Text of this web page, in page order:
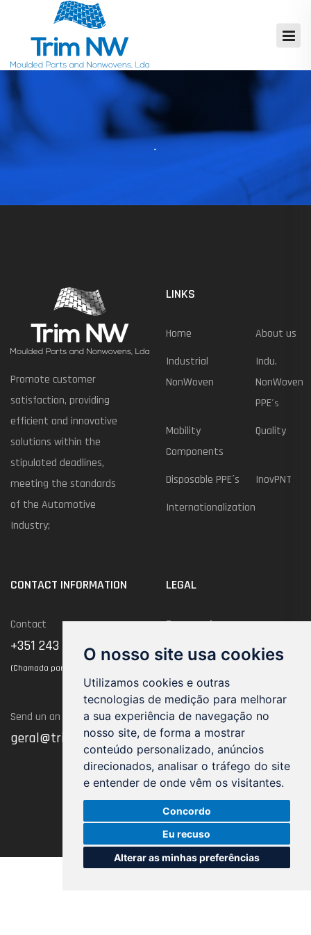
O nosso site usa cookies
Utilizamos cookies e outras
tecnologias de medição para melhorar
a sua experiência de navegação no
nosso site, de forma a mostrar
conteúdo personalizado, anúncios
direcionados, analisar o tráfego do site
e entender de onde vêm os visitantes.
Concordo
Eu recuso
Alterar as minhas preferências
Promote customer
satisfaction, providing
efficient and innovative
solutions within the
stipulated deadlines,
meeting the standards
of the Automotive
Industry;
LINKS
Home
About us
Industrial
NonWoven
Indu.
NonWoven
PPE´s
Mobility
Components
Quality
Disposable PPE´s
InovPNT
Internationalization
CONTACT INFORMATION
Contact
+351 243 102 128
(Chamada para rede fixa nacional)
Send un an Email
geral@trimnw.pt
LEGAL
Termos of use